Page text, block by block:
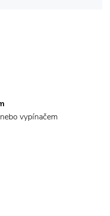
vypínačem